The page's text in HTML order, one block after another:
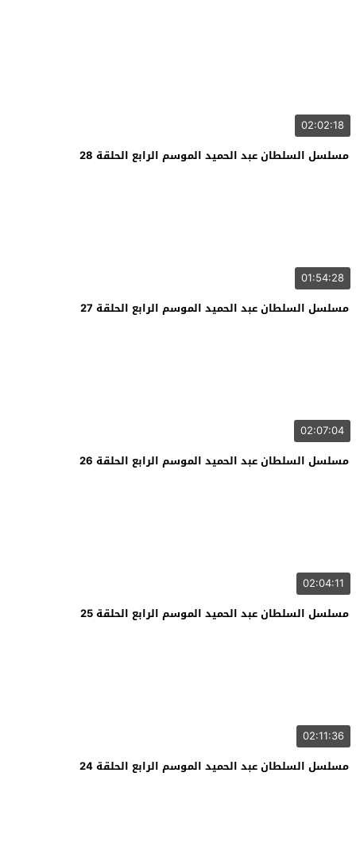
02:02:18
مسلسل السلطان عبد الحميد الموسم الرابع الحلقة 28
01:54:28
مسلسل السلطان عبد الحميد الموسم الرابع الحلقة 27
02:07:04
مسلسل السلطان عبد الحميد الموسم الرابع الحلقة 26
02:04:11
مسلسل السلطان عبد الحميد الموسم الرابع الحلقة 25
02:11:36
مسلسل السلطان عبد الحميد الموسم الرابع الحلقة 24